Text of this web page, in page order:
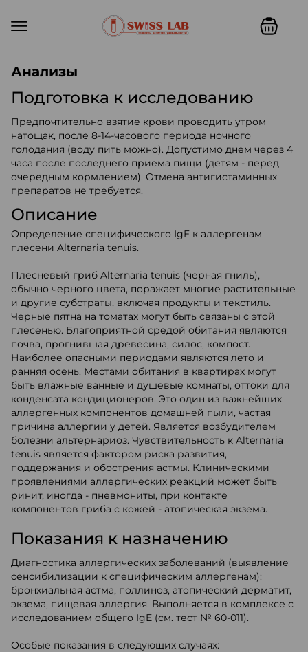
Анализы
Подготовка к исследованию
Предпочтительно взятие крови проводить утром
натощак, после 8-14-часового периода ночного
голодания (воду пить можно). Допустимо днем через 4
часа после последнего приема пищи (детям - перед
очередным кормлением). Отмена антигистаминных
препаратов не требуется.
Описание
Определение специфического IgE к аллергенам
плесени Alternaria tenuis.
Плесневый гриб Alternaria tenuis (черная гниль),
обычно черного цвета, поражает многие растительные
и другие субстраты, включая продукты и текстиль.
Черные пятна на томатах могут быть связаны с этой
плесенью. Благоприятной средой обитания являются
почва, прогнившая древесина, силос, компост.
Наиболее опасными периодами являются лето и
ранняя осень. Местами обитания в квартирах могут
быть влажные ванные и душевые комнаты, оттоки для
конденсата кондиционеров. Это один из важнейших
аллергенных компонентов домашней пыли, частая
причина аллергии у детей. Является возбудителем
болезни альтернариоз. Чувствительность к Alternaria
tenuis является фактором риска развития,
поддержания и обострения астмы. Клиническими
проявлениями аллергических реакций может быть
ринит, иногда - пневмониты, при контакте
компонентов гриба с кожей - атопическая экзема.
Показания к назначению
Диагностика аллергических заболеваний (выявление
сенсибилизации к специфическим аллергенам):
бронхиальная астма, поллиноз, атопический дерматит,
экзема, пищевая аллергия. Выполняется в комплексе с
исследованием общего IgE (см. тест № 60-011).
Особые показания в следующих случаях: